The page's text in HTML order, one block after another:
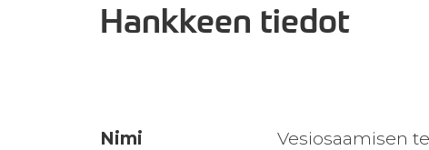
Hankkeen tiedot
Nimi
Vesiosaamisen